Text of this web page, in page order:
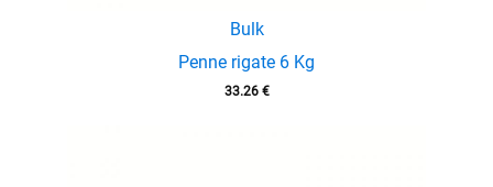
Bulk
Penne rigate 6 Kg
33.26 €